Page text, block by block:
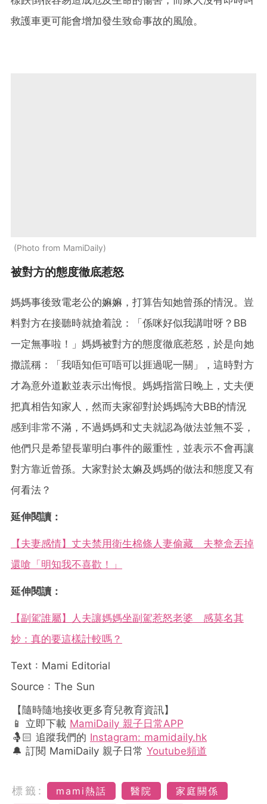
救護車更可能會增加發生致命事故的風險。
Photo from MamiDaily
被對方的態度徹底惹怒
媽媽事後致電老公的嫲嫲，打算告知她曾孫的情況。豈
料對方在接聽時就搶着說：「係咪好似我講咁呀？BB
一定無事啦！」媽媽被對方的態度徹底惹怒，於是向她
撒謊稱：「我唔知佢可唔可以捱過呢一關」，這時對方
才為意外道歉並表示出悔恨。媽媽指當日晚上，丈夫便
把真相告知家人，然而夫家卻對於媽媽誇大BB的情況
感到非常不滿，不過媽媽和丈夫就認為做法並無不妥，
他們只是希望長輩明白事件的嚴重性，並表示不會再讓
對方靠近曾孫。大家對於太嫲及媽媽的做法和態度又有
何看法？
延伸閱讀：
【夫妻感情】丈夫禁用衛生棉條人妻偷藏 夫整盒丟掉
還嗆「明知我不喜歡！」
延伸閱讀：
【副駕誰屬】人夫讓媽媽坐副駕惹怒老婆 感莫名其
妙：真的要這樣計較嗎？
Text : Mami Editorial
Source : The Sun
【隨時隨地接收更多育兒教育資訊】
📱 立即下載 MamiDaily 親子日常APP
🤱🏻 追蹤我們的 Instagram: mamidaily.hk
🔔 訂閱 MamiDaily 親子日常 Youtube頻道
標籤: mami熱話 醫院
家庭關係